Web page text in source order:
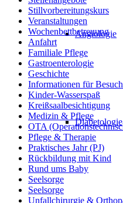
Angiologie
Diabetologie
Stillvorbereitungskurs
Veranstaltungen
Wochenbettbetreuung
Anfahrt
Familiale Pflege
Gastroenterologie
Geschichte
Informationen für
Kinder-Wasserspaß
Kreißsaalbesichtigung
Medizin & Pflege
OTA
Pflege & Therapie
Praktisches Jahr (PJ)
Rückbildung mit Kind
Rund ums Baby
Seelsorge
Seelsorge
Unfallchirurgie &